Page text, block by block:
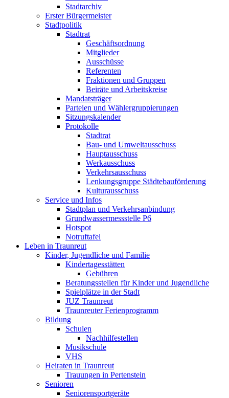
Stadtarchiv
Erster Bürgermeister
Stadtpolitik
Stadtrat
Geschäftsordnung
Mitglieder
Ausschüsse
Referenten
Fraktionen und Gruppen
Beiräte und Arbeitskreise
Mandatsträger
Parteien und Wählergruppierungen
Sitzungskalender
Protokolle
Stadtrat
Bau- und Umweltausschuss
Hauptausschuss
Werkausschuss
Verkehrsausschuss
Lenkungsgruppe Städtebauförderung
Kulturausschuss
Service und Infos
Stadtplan und Verkehrsanbindung
Grundwassermessstelle P6
Hotspot
Notruftafel
Leben in Traunreut
Kinder, Jugendliche und Familie
Kindertagesstätten
Gebühren
Beratungsstellen für Kinder und Jugendliche
Spielplätze in der Stadt
JUZ Traunreut
Traunreuter Ferienprogramm
Bildung
Schulen
Nachhilfestellen
Musikschule
VHS
Heiraten in Traunreut
Trauungen in Pertenstein
Senioren
Seniorensportgeräte